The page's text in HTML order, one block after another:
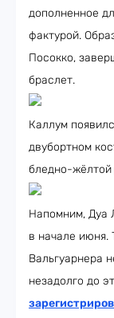
дополненное
фактурой.
Посокко,
браслет.
Каллум
двубортном
бледно-жёлтой
Напомним, Дуа
в начале июня.
Вальгуарнера
незадолго до